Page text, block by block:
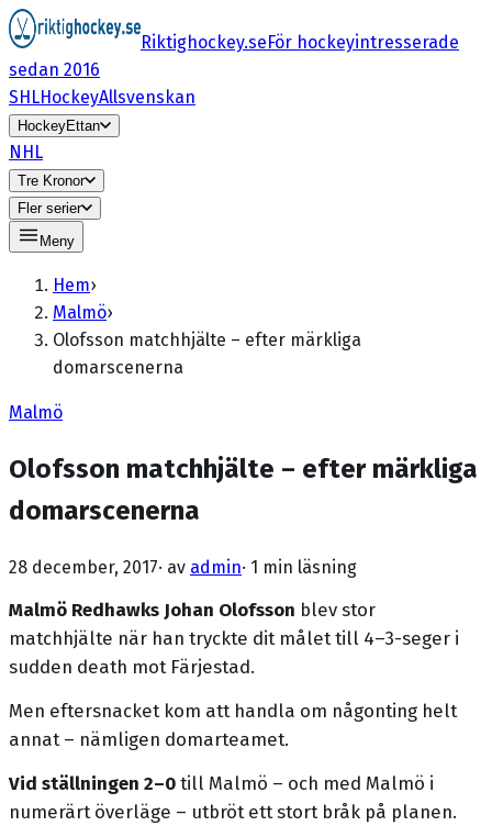
Riktighockey.seFör hockeyintresserade
sedan 2016
SHLHockeyAllsvenskan
HockeyEttan
NHL
Tre Kronor
Fler serier
Meny
Hem›
Malmö›
Olofsson matchhjälte – efter märkliga
domarscenerna
Malmö
Olofsson matchhjälte – efter märkliga
domarscenerna
28 december, 2017· av admin· 1 min läsning
Malmö Redhawks Johan Olofsson blev stor
matchhjälte när han tryckte dit målet till 4–3-seger i
sudden death mot Färjestad.
Men eftersnacket kom att handla om någonting helt
annat – nämligen domarteamet.
Vid ställningen 2–0 till Malmö – och med Malmö i
numerärt överläge – utbröt ett stort bråk på planen.